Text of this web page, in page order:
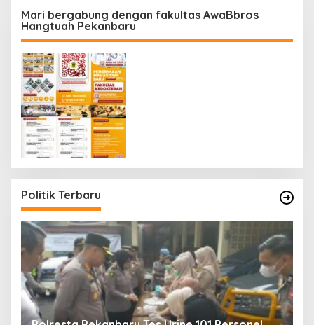
Mari bergabung dengan fakultas AwaBbros
Hangtuah Pekanbaru
Politik Terbaru